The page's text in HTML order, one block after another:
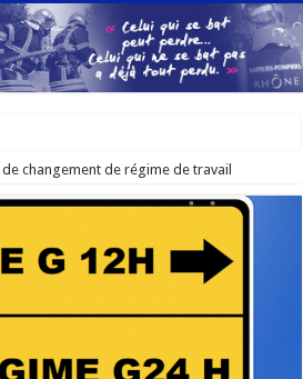
changement de régime de travail